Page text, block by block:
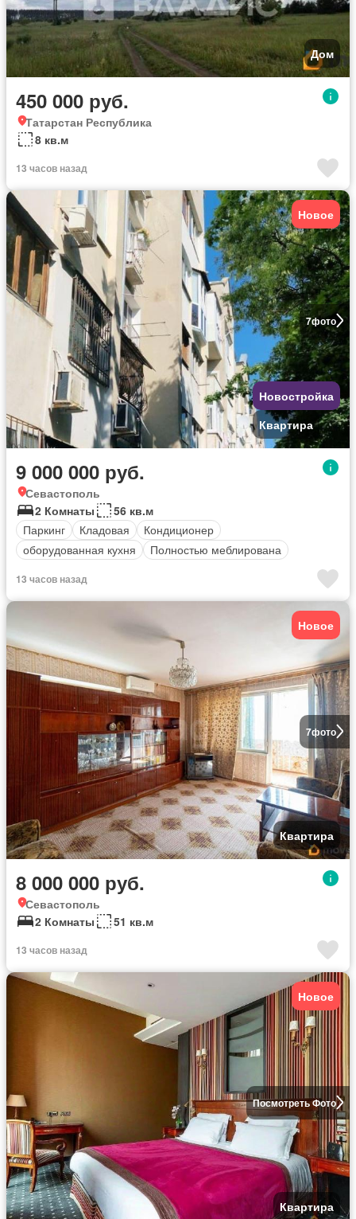
Дом
450 000 руб.
Татарстан Республика
8 кв.м
13 часов назад
7фото
Новое
Новостройка
Квартира
9 000 000 руб.
Севастополь
2 Комнаты
56 кв.м
Паркинг
Кладовая
Кондиционер
оборудованная кухня
Полностью меблирована
13 часов назад
7фото
Новое
Квартира
8 000 000 руб.
Севастополь
2 Комнаты
51 кв.м
13 часов назад
Посмотреть Фото
Новое
Квартира